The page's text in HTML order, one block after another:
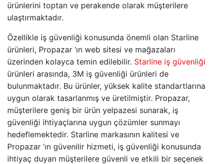
ürünlerini toptan ve perakende olarak müşterilere
ulaştırmaktadır.
Özellikle iş güvenliği konusunda önemli olan Starline
ürünleri, Propazar ‘ın web sitesi ve mağazaları
üzerinden kolayca temin edilebilir. Starline iş güvenliği
ürünleri arasında, 3M iş güvenliği ürünleri de
bulunmaktadır. Bu ürünler, yüksek kalite standartlarına
uygun olarak tasarlanmış ve üretilmiştir. Propazar,
müşterilere geniş bir ürün yelpazesi sunarak, iş
güvenliği ihtiyaçlarına uygun çözümler sunmayı
hedeflemektedir. Starline markasının kalitesi ve
Propazar ‘ın güvenilir hizmeti, iş güvenliği konusunda
ihtiyaç duyan müşterilere güvenli ve etkili bir seçenek